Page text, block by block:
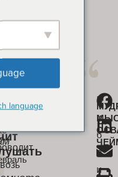
Б
и
б
л
и
language